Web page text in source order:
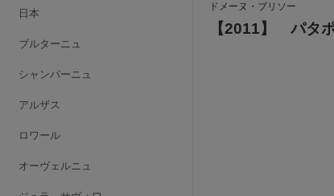
日本
ブルターニュ
シャンパーニュ
アルザス
ロワール
オーヴェルニュ
ドメーヌ・ブリソー
【2011】 パタ